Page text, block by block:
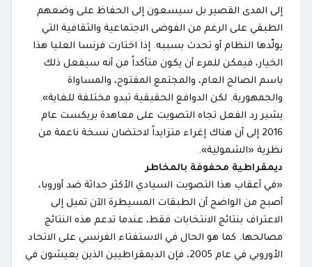
إلى المدى القصير بل سيسعون إلى الحفاظ على وضعهم
الطبقي على الرغم من الفوضى الاجتماعية والثقافية التي
يولّدها النظام أو تحدث بسببه. إذا اختارت فرنسا العليا هذا
الخيار، فيمكن للمرء أن يكون متأكداً من أنه سيفعل ذلك
باسم الصالح العام، والمجتمع المفتوح، والمساواة
والجمهورية. لكن الدوافع الحقيقية تبدو مختلفة للغاية».
يشير رد الفعل تجاه التصويت على معاهدة بريكست عام
2016 إلى أن هناك إغراء متزايداً لاحتضان نسخة ناعمة من
نظرية «الشمولية».
ديمقراطية محفوفة بالمخاطر
«في أعقاب هذا التصويت السيادي الأكثر حداثة ضد أوروبا،
أصبح من الواضح أن الطبقات المسيطرة الآن تميل إلى
الاعتراف بنتائج الانتخابات فقط، عندما تدعم هذه النتائج
مصالحها. كما هو الحال في الاستفتاء الفرنسي على الاتحاد
الأوروبي في عام 2005، فإن الديمقراطيين الذين يعيشون في